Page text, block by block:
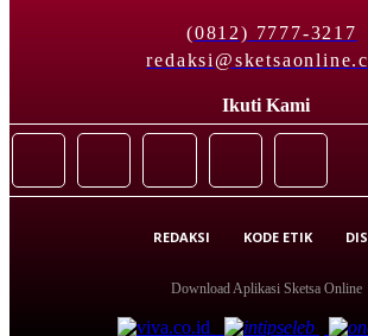
(0812) 7777-3217
Ikuti Kami
REDAKSI KODE ETIK
Download Aplikasi Sketsa Online